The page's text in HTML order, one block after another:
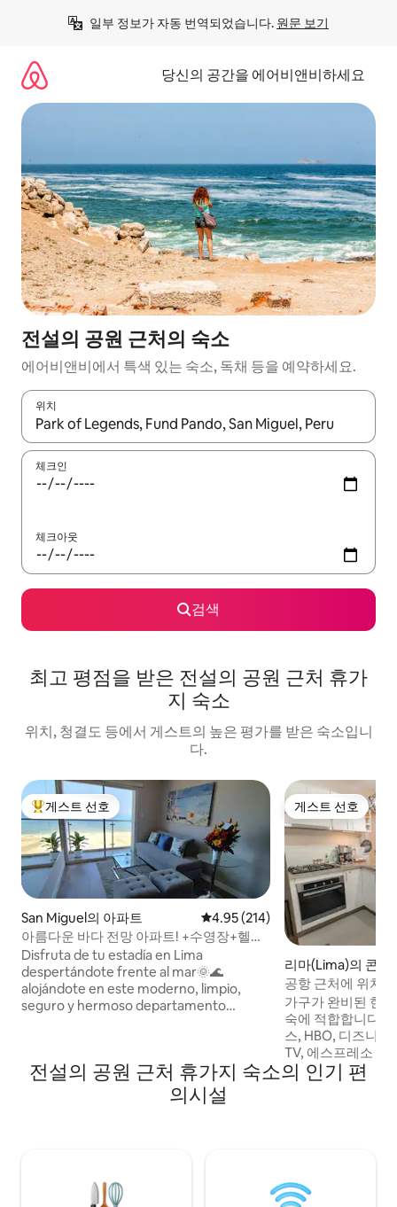
일부 정보가 자동 번역되었습니다. 원문 보기
당신의 공간을 에어비앤비하세요
전설의 공원 근처의 숙소
에어비앤비에서 특색 있는 숙소, 독채 등을 예약하세요.
위치
결과가 나오면 위·아래 화살표 키를 사용하거나 터치 또는 스와이
체크인
체크아웃
검색
최고 평점을 받은 전설의 공원 근처 휴가
지 숙소
위치, 청결도 등에서 게스트의 높은 평가를 받은 숙소입니
다.
상위 게스트 선호
게스트 선호
San Miguel의 아파트 평점 4.95점(5점 만점), 후기 214
4.95 (214)
아름다운 바다 전망 아파트! +수영장+헬스
장
Disfruta de tu estadía en Lima
despertándote frente al mar🌞🌊
alojándote en este moderno, limpio,
seguro y hermoso departamento
Multieventos Costa 21 y Arena 1! El
edificio cuenta con increíbles áreas
sociales en el último piso, incluida una
게스트 선호
게스트 선호
리마(Lima)의 콘도
공항 근처에 위치
이 있는 아늑한 아
가구가 완비된 현
숙에 적합합니다.
스, HBO, 디즈니+
TV, 에스프레소 머
이 완비된 주방, 세
발코니가 있습니
전설의 공원 근처 휴가지 숙소의 인기 편
의시설